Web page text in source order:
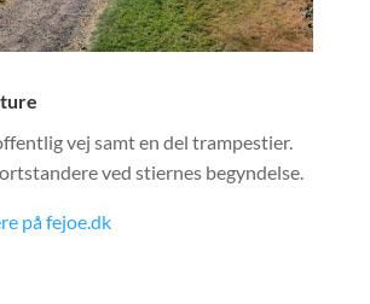
vej samt en del trampestier.
ved stiernes begyndelse.
på fejoe.dk